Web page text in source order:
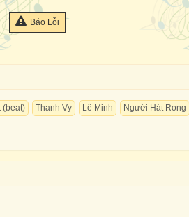
Báo Lỗi
(beat) Thanh Vy Lê Minh Người Hát Rong